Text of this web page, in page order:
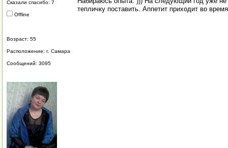
Сказали спасибо: 7
Offline
Возраст: 55
Расположение: г. Самара
Сообщений: 3095
тепличку поставить. Аппетит приходит во